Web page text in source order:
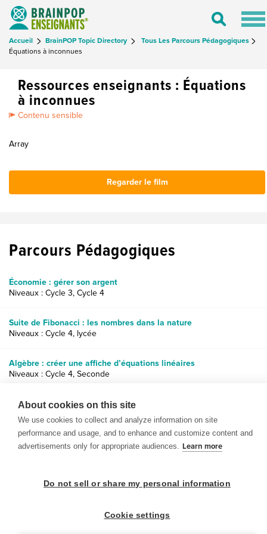
Toggle
Accueil BrainPOP Topic Directory
Tous Les Parcours Pédagogiques
Équations à inconnues
Ressources enseignants : Équations
à inconnues
Contenu sensible
Array
Regarder le film
Parcours Pédagogiques
Économie : gérer son argent
Niveaux : Cycle 3, Cycle 4
Suite de Fibonacci : les nombres dans la nature
Niveaux : Cycle 4, lycée
Algèbre : créer une affiche d’équations linéaires
Niveaux : Cycle 4, Seconde
Concepts d’algèbre et inégalités : taille contre envergure
Niveaux : Cycle 4, Seconde
About cookies on this site
We use cookies to collect and analyze information on site
performance and usage, and to enhance and customize content and
advertisements only for appropriate audiences. Learn more
Do not sell or share my personal information
Cookie settings